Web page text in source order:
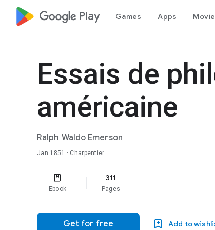
google_logo Play Games Apps
Essais de
américaine
Ralph Waldo Emerson
Jan 1851 · Charpentier
Ebook
311
Pages
Get for free Add to